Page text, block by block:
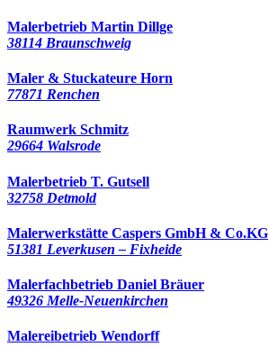
Malerbetrieb Martin Dillge
38114 Braunschweig
Maler & Stuckateure Horn
77871 Renchen
Raumwerk Schmitz
29664 Walsrode
Malerbetrieb T. Gutsell
32758 Detmold
Malerwerkstätte Caspers GmbH & Co.KG
51381 Leverkusen – Fixheide
Malerfachbetrieb Daniel Bräuer
49326 Melle-Neuenkirchen
Malereibetrieb Wendorff